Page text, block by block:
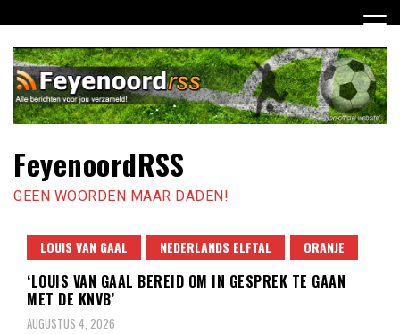
naar
inhoud
FeyenoordRSS
GEEN WOORDEN MAAR DADEN!
LOUIS VAN GAAL NEDERLANDS ELFTAL ORANJE
‘LOUIS VAN GAAL BEREID OM IN GESPREK TE GAAN
MET DE KNVB’
AUGUSTUS 4, 2026